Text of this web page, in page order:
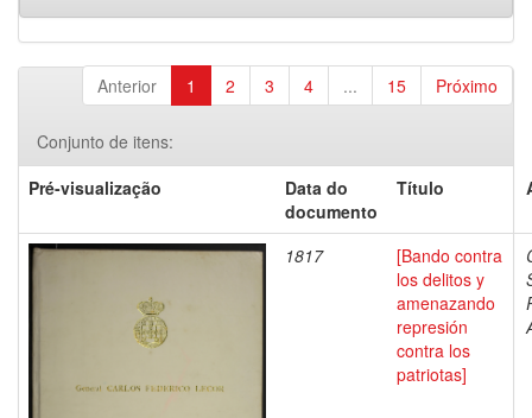
Anterior 1 2 3 4 ... 15 Próximo
Conjunto de itens:
Pré-visualização
Data do
documento
Título
1817
[Bando contra
los delitos y
amenazando
represión
contra los
patriotas]